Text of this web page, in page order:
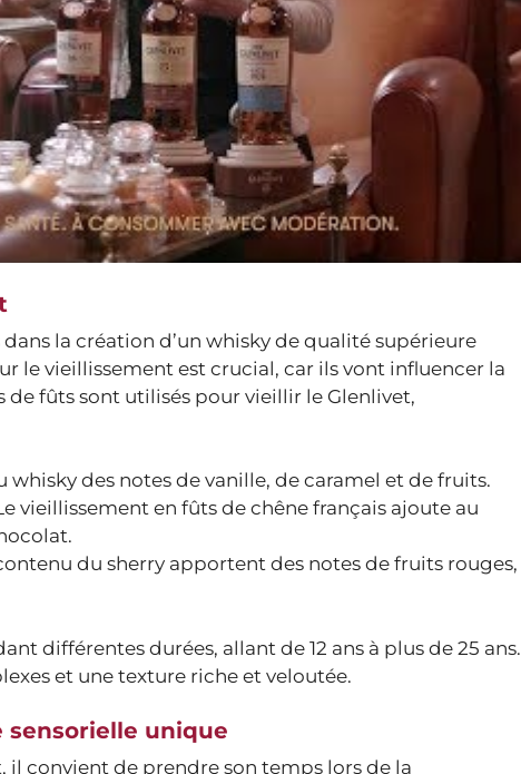
la création d’un whisky de qualité supérieure
le vieillissement est crucial, car ils vont influencer la
de fûts sont utilisés pour vieillir le Glenlivet,
whisky des notes de vanille, de caramel et de fruits.
vieillissement en fûts de chêne français ajoute au
du sherry apportent des notes de fruits rouges,
différentes durées, allant de 12 ans à plus de 25 ans.
et une texture riche et veloutée.
sensorielle unique
convient de prendre son temps lors de la